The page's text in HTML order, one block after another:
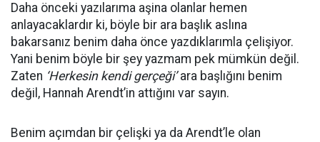
Daha önceki yazılarıma aşina olanlar hemen
anlayacaklardır ki, böyle bir ara başlık aslına
bakarsanız benim daha önce yazdıklarımla çelişiyor.
Yani benim böyle bir şey yazmam pek mümkün değil.
Zaten ‘Herkesin kendi gerçeği’ara başlığını benim
değil, Hannah Arendt’in attığını var sayın.
Benim açımdan bir çelişki ya da Arendt’le olan